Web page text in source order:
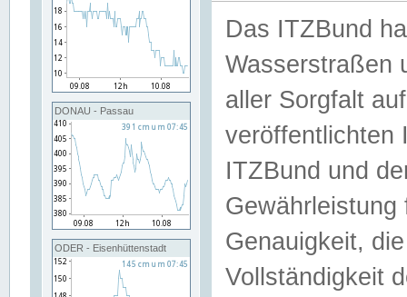
DONAU - Passau
ODER - Eisenhüttenstadt
Das ITZBund
Wasserstraßen
aller Sorgfalt
veröffentlichten
ITZBund und
Genauigkeit,
Vollständigkeit